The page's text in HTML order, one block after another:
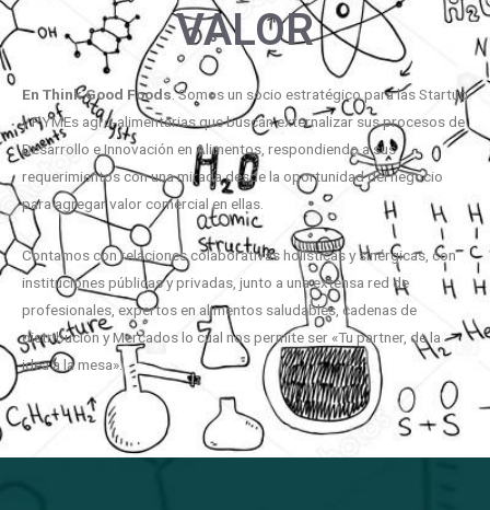
VALOR
En ThinkGood Foods. Somos un socio estratégico para las Startup
y PYMEs agro-alimentarias que buscan externalizar sus procesos de
Desarrollo e Innovación en Alimentos, respondiendo a sus
requerimientos con una mirada desde la oportunidad del negocio
para agregar valor comercial en ellas.
Contamos con relaciones colaborativas holísticas y sinérgicas, con
instituciones públicas y privadas, junto a una extensa red de
profesionales, expertos en alimentos saludables, cadenas de
distribución y Mercados lo cual nos permite ser «Tu partner, de la
idea a la mesa».